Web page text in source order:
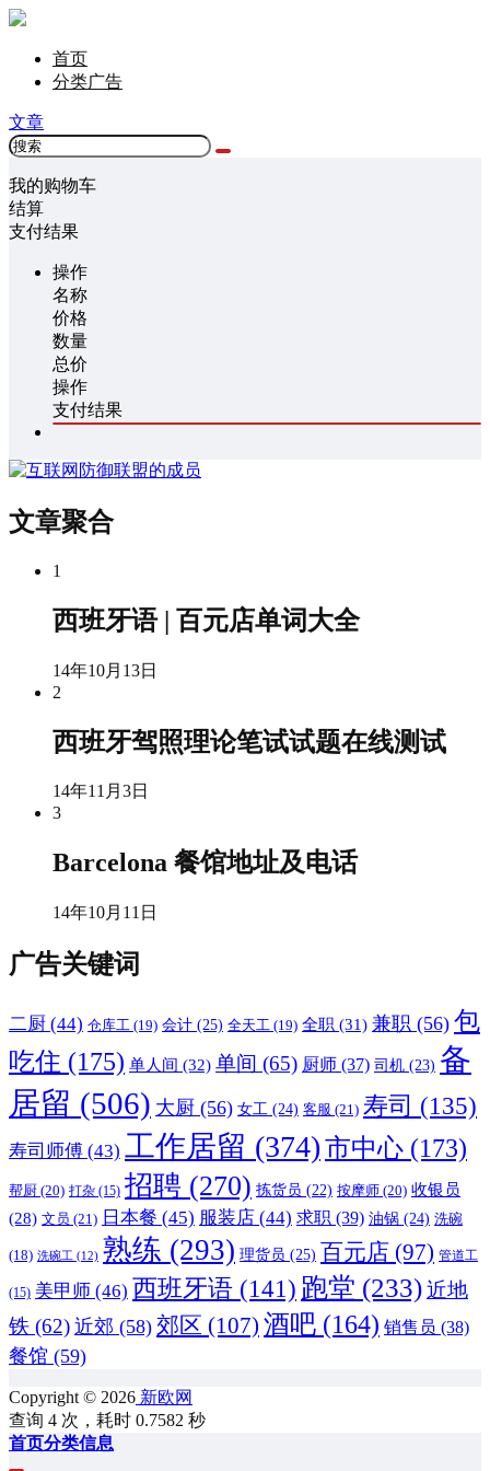
首页
分类广告
文章
我的购物车
结算
支付结果
操作
名称
价格
数量
总价
操作
支付结果
文章聚合
1
西班牙语 | 百元店单词大全
14年10月13日
2
西班牙驾照理论笔试试题在线测试
14年11月3日
3
Barcelona 餐馆地址及电话
14年10月11日
广告关键词
二厨 (44) 仓库工 (19) 会计 (25) 全天工 (19) 全职 (31) 兼职 (56) 包
吃住 (175) 单人间 (32) 单间 (65) 厨师 (37) 司机 (23) 备
居留 (506) 大厨 (56) 女工 (24) 客服 (21) 寿司 (135)
寿司师傅 (43) 工作居留 (374)市中心 (173)
帮厨 (20) 打杂 (15) 招聘 (270) 拣货员 (22) 按摩师 (20) 收银员
(28) 文员 (21) 日本餐 (45) 服装店 (44) 求职 (39) 油锅 (24) 洗碗
(18) 洗碗工 (12) 熟练 (293) 理货员 (25) 百元店 (97) 管道工
(15) 美甲师 (46) 西班牙语 (141) 跑堂 (233)近地
铁 (62) 近郊 (58) 郊区 (107) 酒吧 (164) 销售员 (38)
餐馆 (59)
Copyright © 2026 新欧网
查询 4 次，耗时 0.7582 秒
首页分类信息